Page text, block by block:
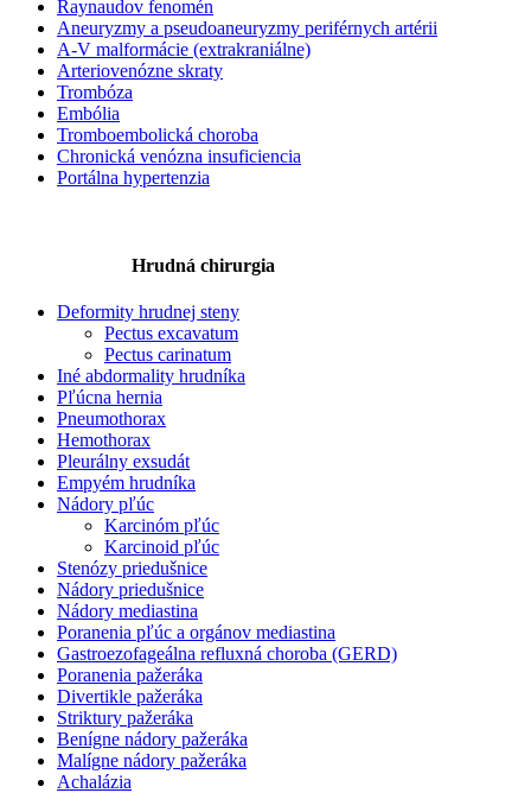
Raynaudov fenomén
Aneuryzmy a pseudoaneuryzmy periférnych artérii
A-V malformácie (extrakraniálne)
Arteriovenózne skraty
Trombóza
Embólia
Tromboembolická choroba
Chronická venózna insuficiencia
Portálna hypertenzia
Hrudná chirurgia
Deformity hrudnej steny
Pectus excavatum
Pectus carinatum
Iné abdormality hrudníka
Pľúcna hernia
Pneumothorax
Hemothorax
Pleurálny exsudát
Empyém hrudníka
Nádory pľúc
Karcinóm pľúc
Karcinoid pľúc
Stenózy priedušnice
Nádory priedušnice
Nádory mediastina
Poranenia pľúc a orgánov mediastina
Gastroezofageálna refluxná choroba (GERD)
Poranenia pažeráka
Divertikle pažeráka
Striktury pažeráka
Benígne nádory pažeráka
Malígne nádory pažeráka
Achalázia